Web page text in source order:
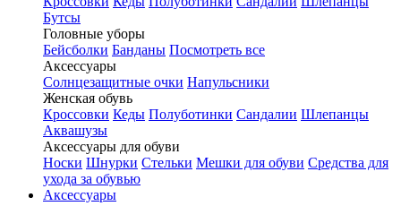
Бутсы
Головные уборы
Бейсболки Банданы Посмотреть все
Аксессуары
Солнцезащитные очки Напульсники
Женская обувь
Кроссовки Кеды Полуботинки Сандалии Шлепанцы
Аквашузы
Аксессуары для обуви
Носки Шнурки Стельки Мешки для обуви Средства для
ухода за обувью
Аксессуары